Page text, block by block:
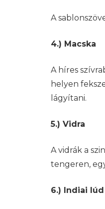
A
4.) Macska
A híres
helyen
lágyítani.
5.) Vidra
A vidrák a
tengeren,
6.) Indiai lúd